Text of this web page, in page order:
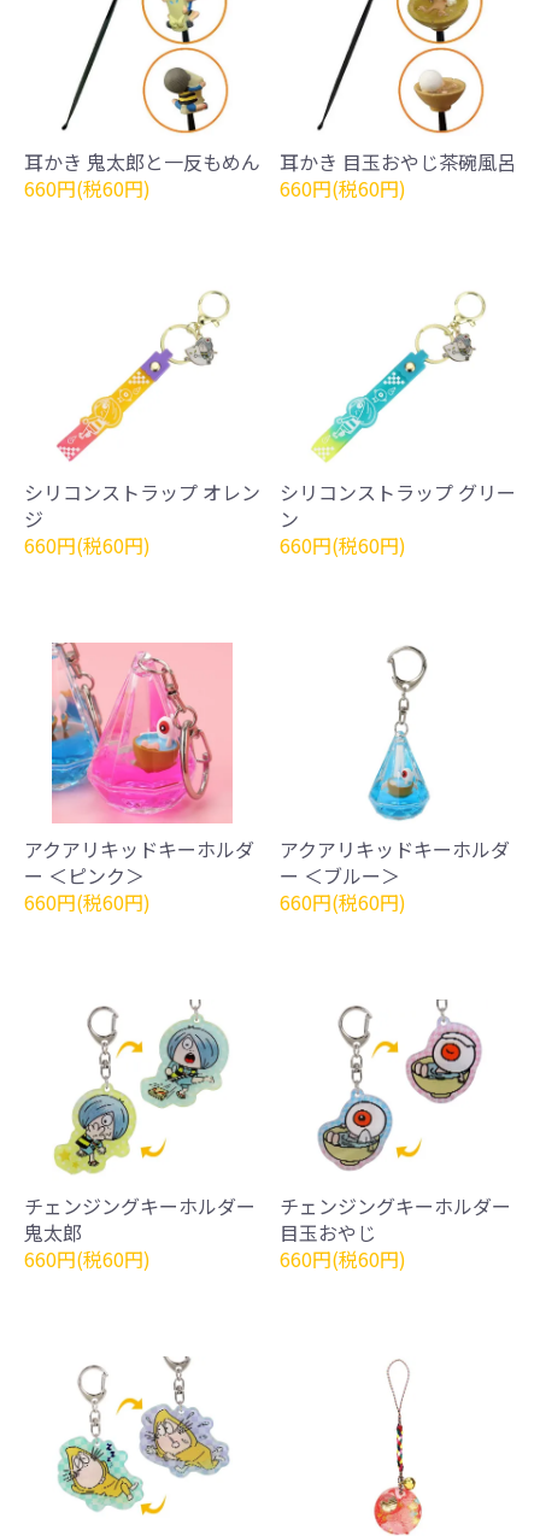
耳かき 鬼太郎と一反もめん
660円(税60円)
耳かき 目玉おやじ茶碗風呂
660円(税60円)
シリコンストラップ オレン
ジ
660円(税60円)
シリコンストラップ グリー
ン
660円(税60円)
アクアリキッドキーホルダ
ー ＜ピンク＞
660円(税60円)
アクアリキッドキーホルダ
ー ＜ブルー＞
660円(税60円)
チェンジングキーホルダー
鬼太郎
660円(税60円)
チェンジングキーホルダー
目玉おやじ
660円(税60円)